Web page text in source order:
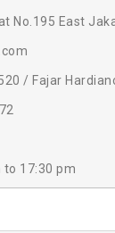
No.195 East
/ Fajar
to 17:30 pm